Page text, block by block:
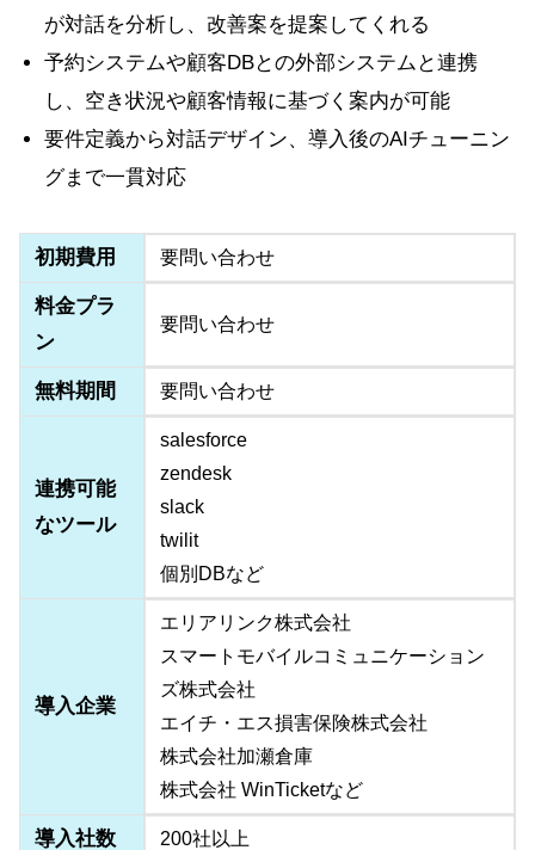
が対話を分析し、改善案を提案してくれる
予約システムや顧客DBとの外部システムと連携
し、空き状況や顧客情報に基づく案内が可能
要件定義から対話デザイン、導入後のAIチューニン
グまで一貫対応
初期費用 要問い合わせ
料金プラ
ン
要問い合わせ
無料期間 要問い合わせ
連携可能
なツール
salesforce
zendesk
slack
twilit
個別DBなど
導入企業
エリアリンク株式会社
スマートモバイルコミュニケーション
ズ株式会社
エイチ・エス損害保険株式会社
株式会社加瀬倉庫
株式会社 WinTicketなど
導入社数 200社以上